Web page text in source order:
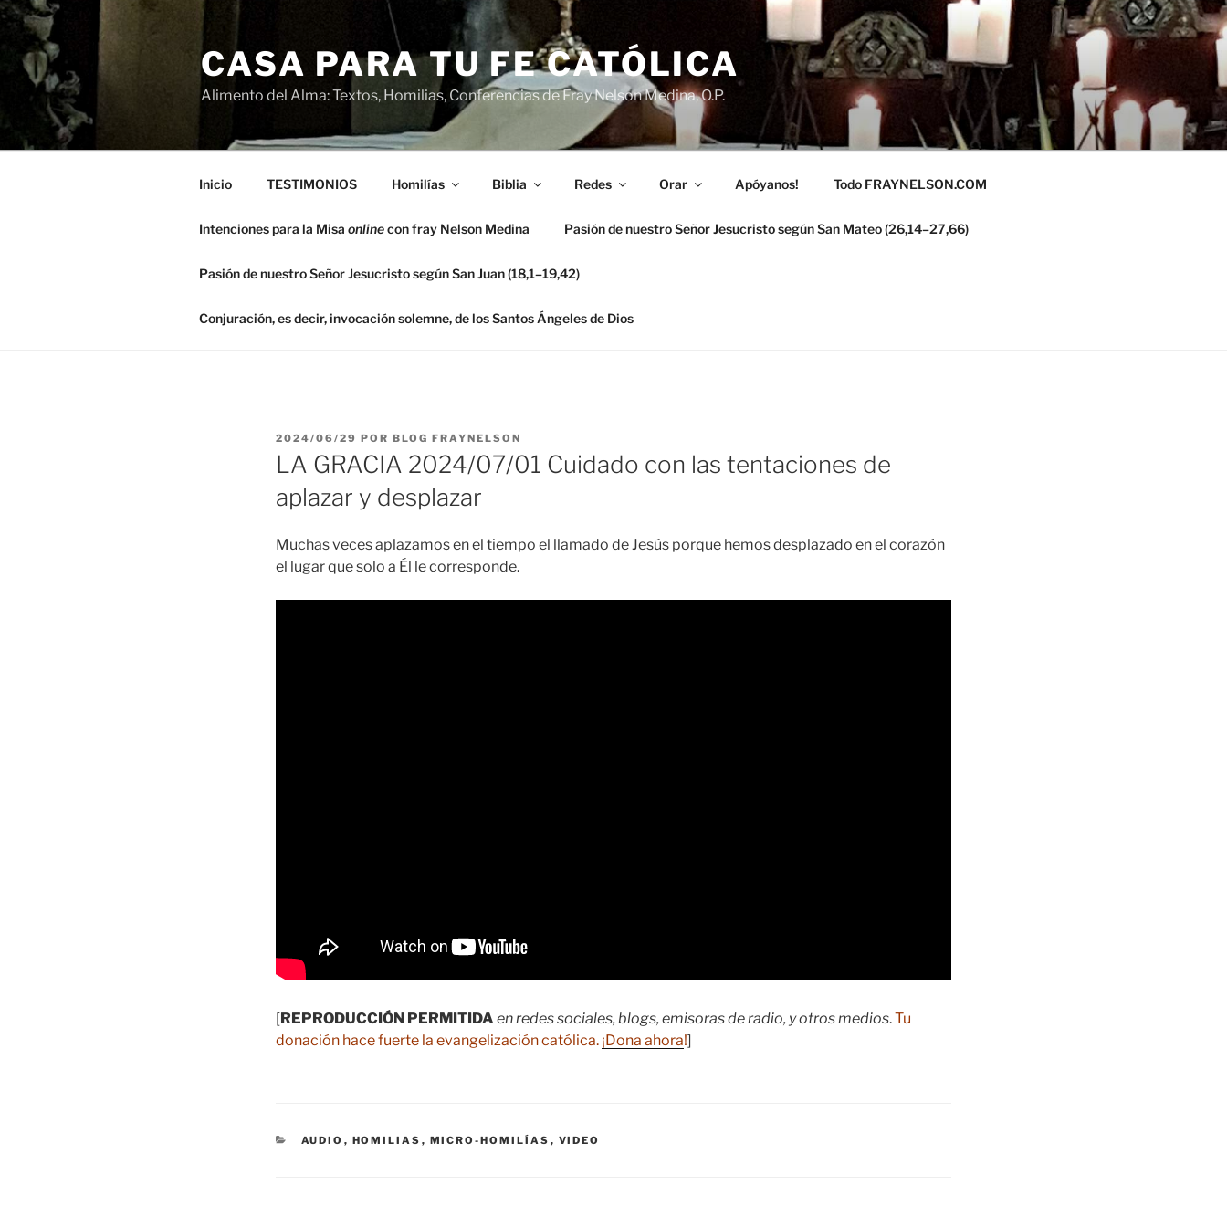
Saltar
contenido
CASA PARA TU FE CATÓLICA
Alimento del Alma: Textos, Homilias, Conferencias de Fray Nelson Medina, O.P.
Inicio TESTIMONIOS Homilías Biblia Redes Orar Apóyanos! Todo FRAYNELSON.COM
Intenciones para la Misa onlinecon fray Nelson Medina Pasión de nuestro Señor Jesucristo según San Mateo (26,14–27,66)
Pasión de nuestro Señor Jesucristo según San Juan (18,1–19,42)
Conjuración, es decir, invocación solemne, de los Santos Ángeles de Dios
PUBLICADO
EL
2024/06/29 POR BLOG FRAYNELSON
LA GRACIA 2024/07/01 Cuidado con las tentaciones de
aplazar y desplazar
Muchas veces aplazamos en el tiempo el llamado de Jesús porque hemos desplazado en el corazón
el lugar que solo a Él le corresponde.
[REPRODUCCIÓN PERMITIDA en redes sociales, blogs, emisoras de radio, y otros medios.Tu
donación hace fuerte la evangelización católica. ¡Dona ahora!]
CATEGORÍAS
AUDIO , HOMILIAS , MICRO-HOMILÍAS , VIDEO